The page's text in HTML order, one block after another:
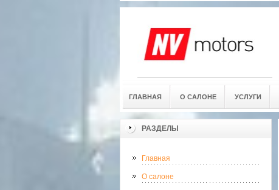
ГЛАВНАЯ О САЛОНЕ УСЛУГИ
РАЗДЕЛЫ
Главная
О салоне